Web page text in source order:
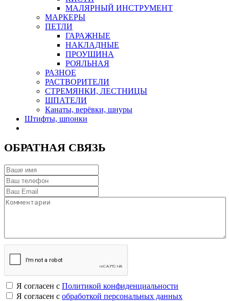
МАЛЯРНЫЙ ИНСТРУМЕНТ
МАРКЕРЫ
ПЕТЛИ
ГАРАЖНЫЕ
НАКЛАДНЫЕ
ПРОУШИНА
РОЯЛЬНАЯ
РАЗНОЕ
РАСТВОРИТЕЛИ
СТРЕМЯНКИ, ЛЕСТНИЦЫ
ШПАТЕЛИ
Канаты, верёвки, шнуры
Штифты, шпонки
ОБРАТНАЯ СВЯЗЬ
Я согласен с Политикой конфиденциальности
Я согласен с обработкой персональных данных